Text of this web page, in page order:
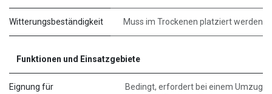
Witterungsbeständigkeit Muss im Trockenen platziert werden
Funktionen und Einsatzgebiete
Eignung für
Bedingt, erfordert bei einem Umzug